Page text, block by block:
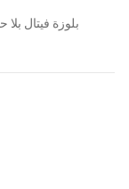
بلوزة فيتال